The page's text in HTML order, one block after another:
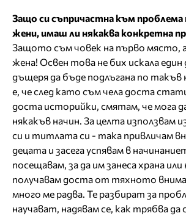
Защо си съпричастна към
жени, имаш ли някаква конкретна
Защото съм човек на първо място,
жена! Освен това не бих искала
дъщеря да бъде подлъгана по такъв
е, че след като съм чела доста
доста историйки, смятам, че мога
някакъв начин. За целта използвам
си и титлата си - така привличам
децата и засега успявам в
посещавам, за да им занеса храна или
получавам доста от тяхното
много ме радва. Те разбират за
научават, надявам се, как трябва да